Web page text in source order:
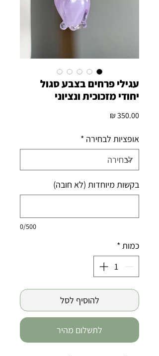
עגילי פרחים בצבע סגול
יחודי מזכוכית ונציוני
אופציות לבחירה *
בקשות מיוחדות (לא חובה)
0/500
כמות*
להוסיף לסל
לתשלום מהיר